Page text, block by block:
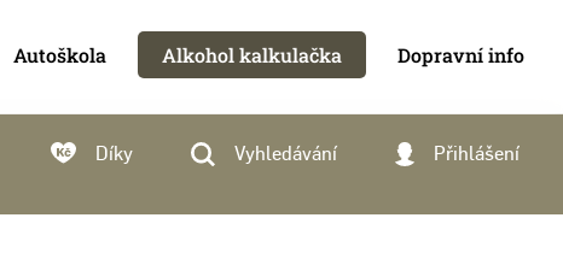
Autoškola Alkohol kalkulačka Dopravní info
Díky Vyhledávání Přihlášení